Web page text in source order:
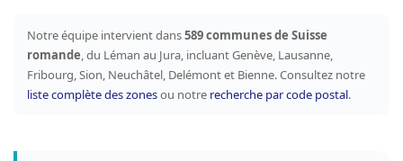
Notre équipe intervient dans589 communes de Suisse
romande, du Léman au Jura, incluant Genève, Lausanne,
Fribourg, Sion, Neuchâtel, Delémont et Bienne. Consultez notre
liste complète des zonesou notre recherche par code postal.